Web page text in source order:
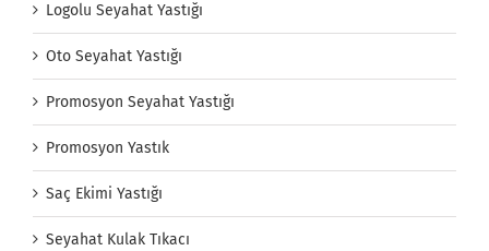
Logolu Seyahat Yastığı
Oto Seyahat Yastığı
Promosyon Seyahat Yastığı
Promosyon Yastık
Saç Ekimi Yastığı
Seyahat Kulak Tıkacı